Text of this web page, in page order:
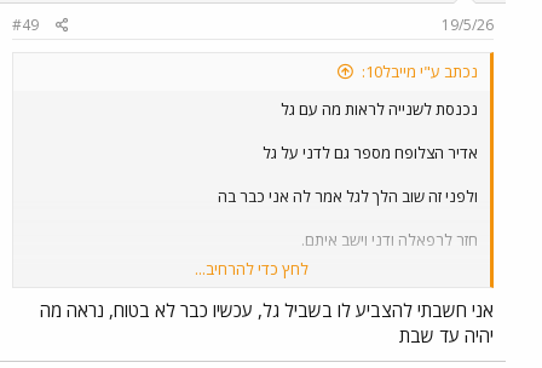
הלוואי ויודח בשבת.
19/5/26
#49
נכתב ע"י מייבל10:
נכנסת לשנייה לראות מה עם גל
אדיר הצלופח מספר גם לדני על גל
ולפני זה שוב הלך לגל אמר לה אני כבר בה
חזר לרפאלה ודני וישב איתם.
אז לעזאזל למה הוא הולך אליה ואומר לה ...אני כבר בה,
ככה עשה לה בבריכה
הלך להביא לה מים
לחץ כדי להרחיב...
אני חשבתי להצביע לו בשביל גל, עכשיו כבר לא בטוח, נראה מה
יהיה עד שבת